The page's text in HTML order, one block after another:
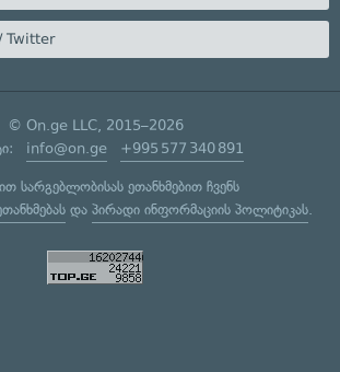
Twitter
© On.ge LLC, 2015–2026
info@on.ge +995 577 340 891
სარგებლობისას ეთანხმებით ჩვენს
და პირადი ინფორმაციის პოლიტიკას.